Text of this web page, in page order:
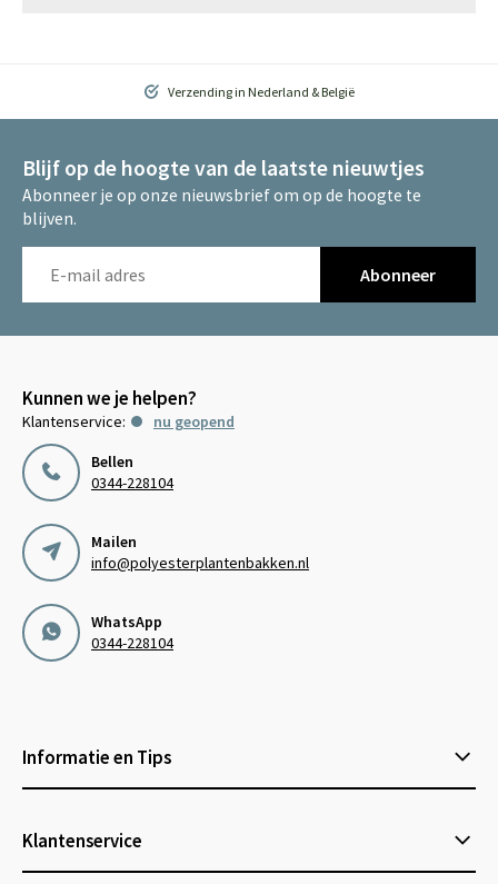
Verzending in Nederland & België
Blijf op de hoogte van de laatste nieuwtjes
Abonneer je op onze nieuwsbrief om op de hoogte te
blijven.
Abonneer
Kunnen we je helpen?
Klantenservice:
nu geopend
Bellen
0344-228104
Mailen
info@polyesterplantenbakken.nl
WhatsApp
0344-228104
Informatie en Tips
Klantenservice